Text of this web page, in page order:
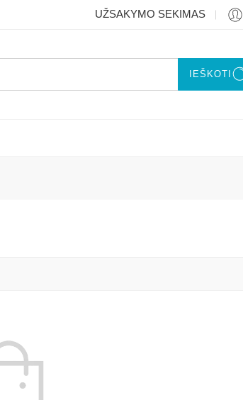
UŽSAKYMO SEKIMAS
IEŠKOTI